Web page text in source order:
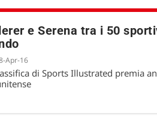
e Serena tra i 50
Apr-16
di Sports Illustrated premia